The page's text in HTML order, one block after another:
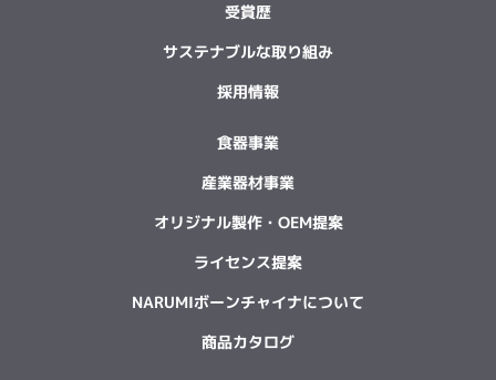
受賞歴
サステナブルな取り組み
採用情報
食器事業
産業器材事業
オリジナル製作・OEM提案
ライセンス提案
NARUMIボーンチャイナについて
商品カタログ